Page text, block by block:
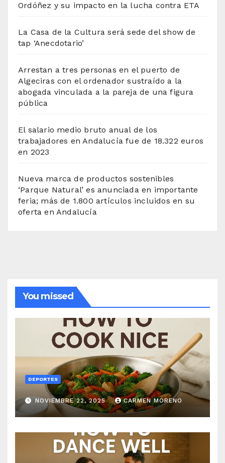
Ordóñez y su impacto en la lucha contra ETA
La Casa de la Cultura será sede del show de
tap ‘Anecdotario’
Arrestan a tres personas en el puerto de
Algeciras con el ordenador sustraído a la
abogada vinculada a la pareja de una figura
pública
El salario medio bruto anual de los
trabajadores en Andalucía fue de 18.322 euros
en 2023
Nueva marca de productos sostenibles
‘Parque Natural’ es anunciada en importante
feria; más de 1.800 artículos incluidos en su
oferta en Andalucía
You missed
DEPORTES
NOVIEMBRE 22, 2025 CARMEN MORENO